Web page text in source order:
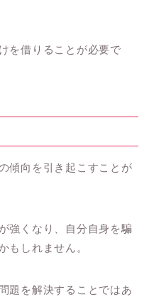
を借りることが必要で
傾向を引き起こすことが
強くなり、自分自身を騙
もしれません。
題を解決することではあ